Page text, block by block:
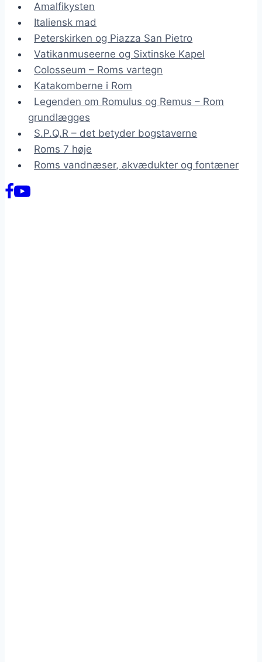
Amalfikysten
Italiensk mad
Peterskirken og Piazza San Pietro
Vatikanmuseerne og Sixtinske Kapel
Colosseum – Roms vartegn
Katakomberne i Rom
Legenden om Romulus og Remus – Rom
grundlægges
S.P.Q.R – det betyder bogstaverne
Roms 7 høje
Roms vandnæser, akvædukter og fontæner